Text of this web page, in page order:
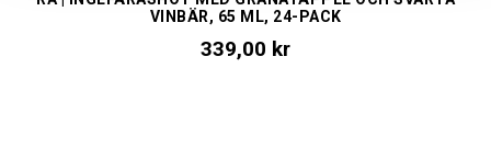
VINBÄR, 65 ML, 24-PACK
339,00 kr